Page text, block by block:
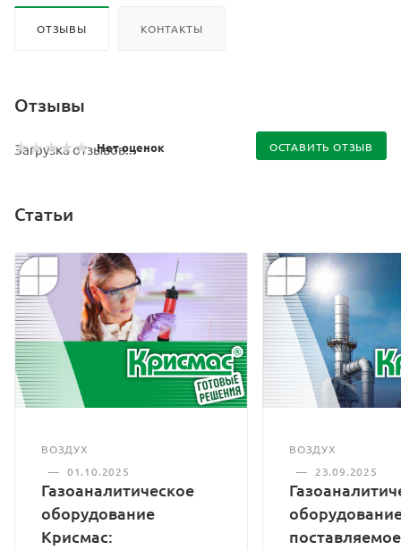
ОТЗЫВЫ КОНТАКТЫ
Отзывы
Нет оценок ОСТАВИТЬ ОТЗЫВ
Загрузка отзывов...
Статьи
ВОЗДУХ
— 01.10.2025
Газоаналитическое
оборудование
Крисмас:
ВОЗДУХ
—
23.09.2025